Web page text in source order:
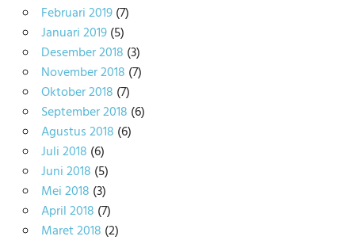
Februari 2019(7)
Januari 2019(5)
Desember 2018 (3)
November 2018 (7)
Oktober 2018 (7)
September 2018 (6)
Agustus 2018 (6)
Juli 2018 (6)
Juni 2018 (5)
Mei 2018 (3)
April 2018 (7)
Maret 2018 (2)